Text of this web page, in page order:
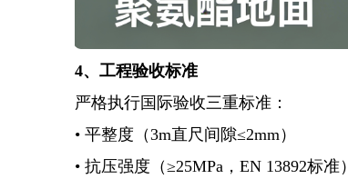
4、工程验收标准
严格执行国际验收三重标准：
• 平整度（3m直尺间隙≤2mm）
• 抗压强度（≥25MPa，EN 13892标准）